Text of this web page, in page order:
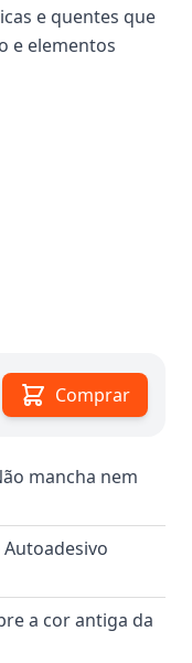
e quentes que
e elementos
Comprar
mancha nem
a cor antiga da